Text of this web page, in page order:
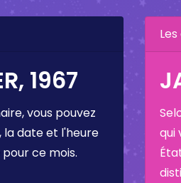
1967
vous pouvez
la date et l'heure
ce mois.
qui